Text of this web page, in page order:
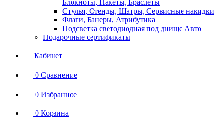
Блокноты, Пакеты, Браслеты
Стулья, Стенды, Шатры, Сервисные накидки
Флаги, Банеры, Атрибутика
Подсветка светодиодная под днище Авто
Подарочные сертификаты
Кабинет
0 Сравнение
0 Избранное
0 Корзина